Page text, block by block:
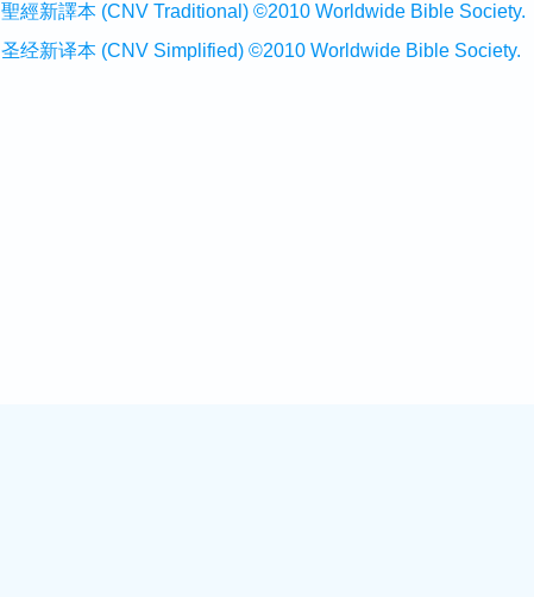
聖經新譯本 (CNV Traditional) ©2010 Worldwide Bible Society.
圣经新译本 (CNV Simplified) ©2010 Worldwide Bible Society.